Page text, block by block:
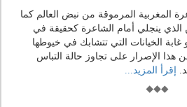
المغربية المرموقة من نبض العالم كما
الذي ينجلي أمام الشاعرة كحقيقة في
غابة الخيانات التي تتشابك في خيوطها
هذا الإصرار على تجاوز حالة التباس
إقرأ المزيد...